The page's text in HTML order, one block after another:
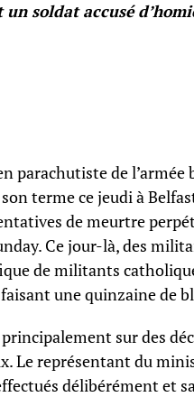
soldat accusé
parachutiste de
terme ce jeudi à
de meurtre
Ce jour-là, des
de militants
une quinzaine de
principalement sur des
Le représentant du
délibérément et